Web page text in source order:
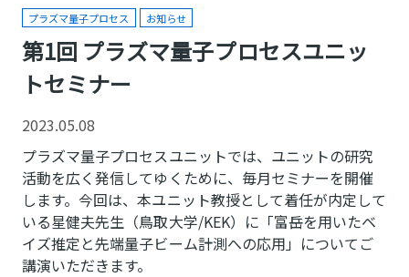
プラズマ量子プロセス お知らせ
第1回 プラズマ量子プロセスユニッ
トセミナー
2023.05.08
プラズマ量子プロセスユニットでは、ユニットの研究
活動を広く発信してゆくために、毎月セミナーを開催
します。今回は、本ユニット教授として着任が内定して
いる星健夫先生（鳥取大学/KEK）に「富岳を用いたベ
イズ推定と先端量子ビーム計測への応用」についてご
講演いただきます。